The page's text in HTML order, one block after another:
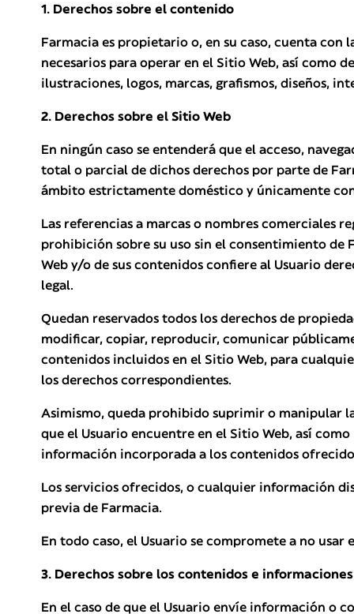
1. Derechos sobre el contenido
Farmacia es propietario o, en su caso, cuenta
necesarios para operar en el Sitio Web, así como
ilustraciones, logos, marcas, grafismos, diseños,
2. Derechos sobre el Sitio Web
En ningún caso se entenderá que el acceso,
total o parcial de dichos derechos por parte de
ámbito estrictamente doméstico y únicamente
Las referencias a marcas o nombres comerciales
prohibición sobre su uso sin el consentimiento de
Web y/o de sus contenidos confiere al Usuario
legal.
Quedan reservados todos los derechos de
modificar, copiar, reproducir, comunicar
contenidos incluidos en el Sitio Web, para
los derechos correspondientes.
Asimismo, queda prohibido suprimir o manipular
que el Usuario encuentre en el Sitio Web, así
información incorporada a los contenidos
Los servicios ofrecidos, o cualquier información
previa de Farmacia.
En todo caso, el Usuario se compromete a no
3. Derechos sobre los contenidos e
En el caso de que el Usuario envíe información o